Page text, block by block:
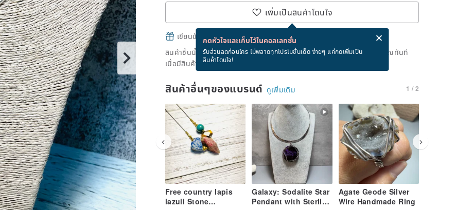
เพิ่มเป็นสินค้าโดนใจ
กดหัวใจและเก็บไว้ในคอลเลกชั่น
รับส่วนลดก่อนใคร ไม่พลาดทุกโปรโมชั่นเด็ด ง่ายๆ แค่กดเพิ่มเป็น
สินค้าโดนใจ!
เขียนข้อความและส่ง eCard ฟรีเมื่อซื้อสินค้า!
สินค้าชิ้นนี้ขายหมดแล้ว แต่คุณสามารถกดปุ่ม "รอคิว" และเราจะแจ้งเตือนคุณทันที
เมื่อมีสินค้าพร้อมขาย
สินค้าอื่นๆของแบรนด์ ดูเพิ่มเติม 1 / 2
Free country lapis
lazuli Stone
Galaxy: Sodalite Star
Pendant with Sterling
Agate Geode Silver
Wire Handmade Ring